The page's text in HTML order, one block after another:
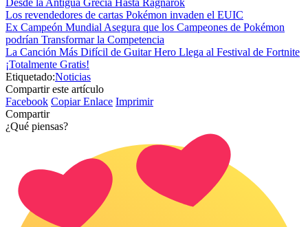
Desde la Antigua Grecia Hasta Ragnarok
Los revendedores de cartas Pokémon invaden el EUIC
Ex Campeón Mundial Asegura que los Campeones de Pokémon
podrían Transformar la Competencia
La Canción Más Difícil de Guitar Hero Llega al Festival de Fortnite
¡Totalmente Gratis!
Etiquetado:Noticias
Compartir este artículo
Facebook Copiar Enlace Imprimir
Compartir
¿Qué piensas?